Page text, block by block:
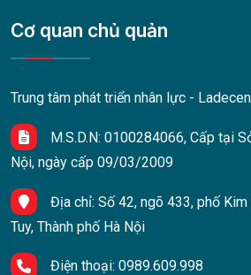
Cơ quan chủ quản
Trung tâm phát triển nhân lực - Ladecen
M.S.D.N: 0100284066, Cấp tại
Nội, ngày cấp 09/03/2009
Địa chỉ: Số 42, ngõ 433, phố
Tuy, Thành phố Hà Nội
Điện thoại: 0989.609.998